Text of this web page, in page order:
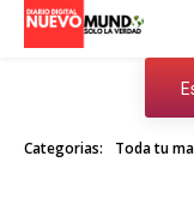
Categorias: Toda tu